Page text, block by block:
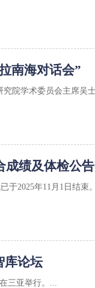
南海对话会”
院学术委员会主席吴
成绩及体检公告
于2025年11月1日结束
库论坛
三亚举行。...